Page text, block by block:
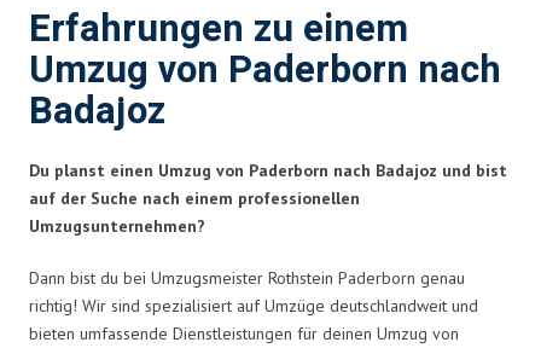
Erfahrungen zu einem
Umzug von Paderborn nach
Badajoz
Du planst einen Umzug von Paderborn nach Badajoz und bist
auf der Suche nach einem professionellen
Umzugsunternehmen?
Dann bist du bei Umzugsmeister Rothstein Paderborn genau
richtig! Wir sind spezialisiert auf Umzüge deutschlandweit und
bieten umfassende Dienstleistungen für deinen Umzug von